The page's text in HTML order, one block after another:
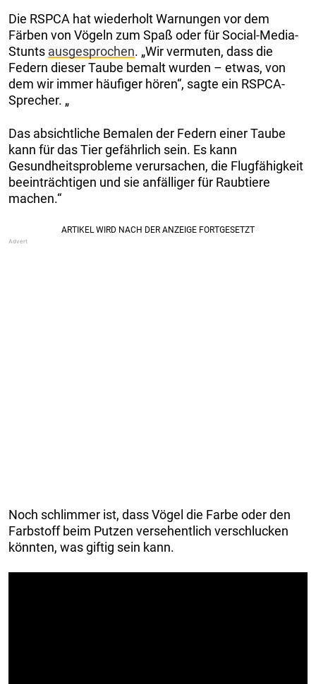
Die RSPCA hat wiederholt Warnungen vor dem
Färben von Vögeln zum Spaß oder für Social-Media-
Stunts ausgesprochen. „Wir vermuten, dass die
Federn dieser Taube bemalt wurden – etwas, von
dem wir immer häufiger hören“, sagte ein RSPCA-
Sprecher. „
Das absichtliche Bemalen der Federn einer Taube
kann für das Tier gefährlich sein. Es kann
Gesundheitsprobleme verursachen, die Flugfähigkeit
beeinträchtigen und sie anfälliger für Raubtiere
machen.“
Noch schlimmer ist, dass Vögel die Farbe oder den
Farbstoff beim Putzen versehentlich verschlucken
könnten, was giftig sein kann.